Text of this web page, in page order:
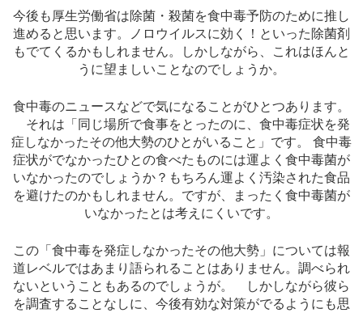
今後も厚生労働省は除菌・殺菌を食中毒予防のために推し
進めると思います。ノロウイルスに効く！といった除菌剤
もでてくるかもしれません。しかしながら、これはほんと
うに望ましいことなのでしょうか。
食中毒のニュースなどで気になることがひとつあります。
それは「同じ場所で食事をとったのに、食中毒症状を発
症しなかったその他大勢のひとがいること」です。 食中毒
症状がでなかったひとの食べたものには運よく食中毒菌が
いなかったのでしょうか？もちろん運よく汚染された食品
を避けたのかもしれません。ですが、まったく食中毒菌が
いなかったとは考えにくいです。
この「食中毒を発症しなかったその他大勢」については報
道レベルではあまり語られることはありません。調べられ
ないということもあるのでしょうが。 しかしながら彼ら
を調査することなしに、今後有効な対策がでるようにも思